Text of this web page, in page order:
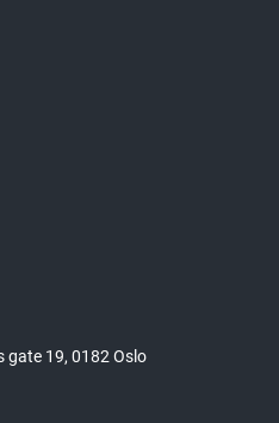
gate 19, 0182 Oslo